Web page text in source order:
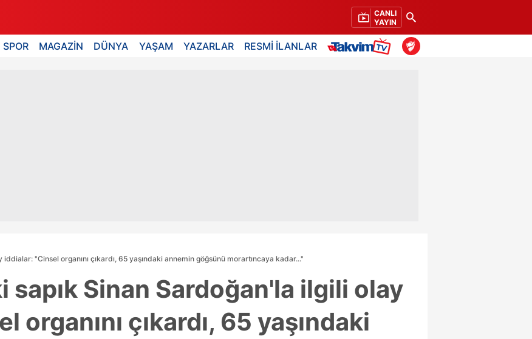
CANLI
YAYIN
SPOR MAGAZİN DÜNYA YAŞAM YAZARLAR RESMİ İLANLAR
"Cinsel organını çıkardı, 65 yaşındaki annemin göğsünü morartıncaya kadar..."
sapık Sinan Sardoğan'la ilgili olay
organını çıkardı, 65 yaşındaki